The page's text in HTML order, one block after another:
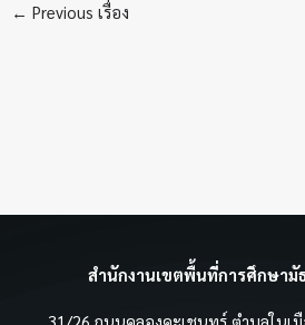
← Previous เรื่อง
สำนักงานเขตพื้นที่การศึกษา